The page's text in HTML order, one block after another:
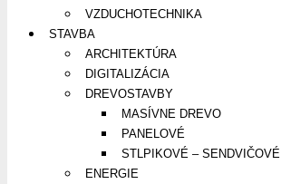
VZDUCHOTECHNIKA
STAVBA
ARCHITEKTÚRA
DIGITALIZÁCIA
DREVOSTAVBY
MASÍVNE DREVO
PANELOVÉ
STLPIKOVÉ – SENDVIČOVÉ
ENERGIE